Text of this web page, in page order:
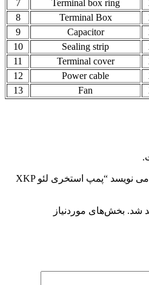
7 Terminal box ring
8
Terminal Box
9
Capacitor
10
Sealing strip
11
Terminal cover
12
Power cable
13
Fan
اولین کسی باشید که دیدگاهی می نویسد “پمپ استخری لئو XKP
شد. بخش‌های موردنیاز